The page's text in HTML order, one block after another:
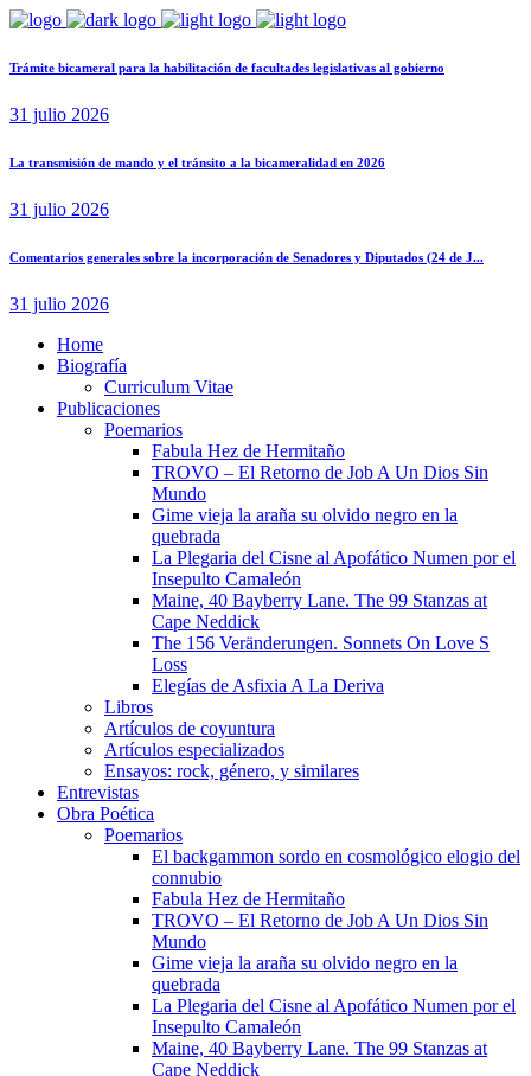
Trámite bicameral para la habilitación de facultades legislativas al gobierno
31 julio 2026
La transmisión de mando y el tránsito a la bicameralidad en 2026
31 julio 2026
Comentarios generales sobre la incorporación de Senadores y Diputados (24 de J...
31 julio 2026
Home
Biografía
Curriculum Vitae​
Publicaciones
Poemarios
Fabula Hez de Hermitaño
TROVO – El Retorno de Job A Un Dios Sin
Mundo
Gime vieja la araña su olvido negro en la
quebrada
La Plegaria del Cisne al Apofático Numen por el
Insepulto Camaleón
Maine, 40 Bayberry Lane. The 99 Stanzas at
Cape Neddick
The 156 Veränderungen. Sonnets On Love S
Loss
Elegías de Asfixia A La Deriva
Libros
Artículos de coyuntura
Artículos especializados
Ensayos: rock, género, y similares
Entrevistas
Obra Poética
Poemarios
El backgammon sordo en cosmológico elogio del
connubio
Fabula Hez de Hermitaño
TROVO – El Retorno de Job A Un Dios Sin
Mundo
Gime vieja la araña su olvido negro en la
quebrada
La Plegaria del Cisne al Apofático Numen por el
Insepulto Camaleón
Maine, 40 Bayberry Lane. The 99 Stanzas at
Cape Neddick